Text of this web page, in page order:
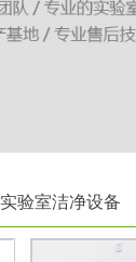
实验室洁净设备